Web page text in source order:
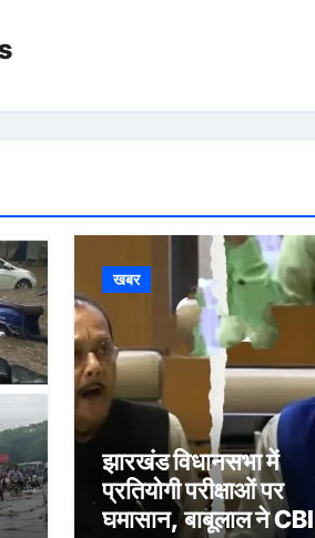
खबर
झारखंड विधानसभा में
प्रतियोगी परीक्षाओं पर
घमासान, बाबूलाल ने CBI